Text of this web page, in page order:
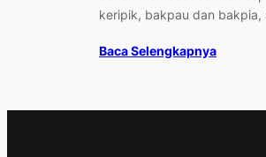
keripik, bakpau dan bakpia,
Baca Selengkapnya